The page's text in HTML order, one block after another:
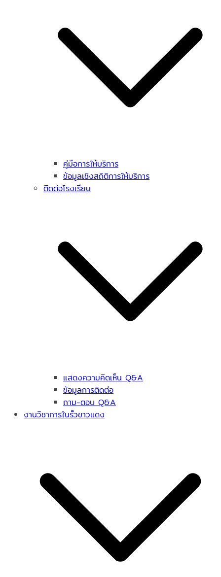
คู่มือการให้บริการ
ข้อมูลเชิงสถิติการให้บริการ
ติดต่อโรงเรียน
แสดงความคิดเห็น Q&A
ข้อมูลการติดต่อ
ถาม-ตอบ Q&A
งานวิชาการในรั้วขาวแดง